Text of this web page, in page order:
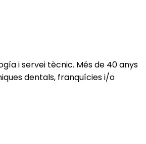
i servei tècnic. Més de 40 anys
dentals, franquícies i/o